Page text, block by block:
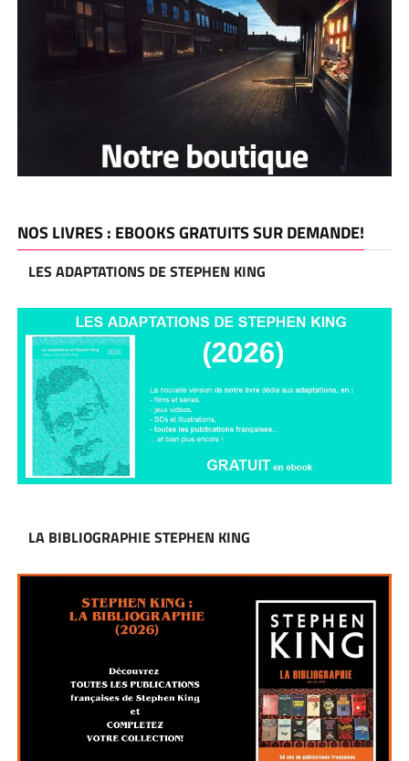
NOS LIVRES : EBOOKS GRATUITS SUR DEMANDE!
LES ADAPTATIONS DE STEPHEN KING
LA BIBLIOGRAPHIE STEPHEN KING